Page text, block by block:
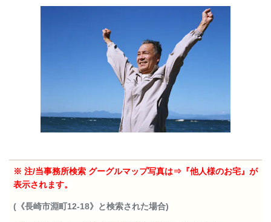
※ 注/当事務所検索 グーグルマップ写真は⇒『他人様のお宅』が
表示されます。
(《長崎市淵町12-18》と検索された場合)